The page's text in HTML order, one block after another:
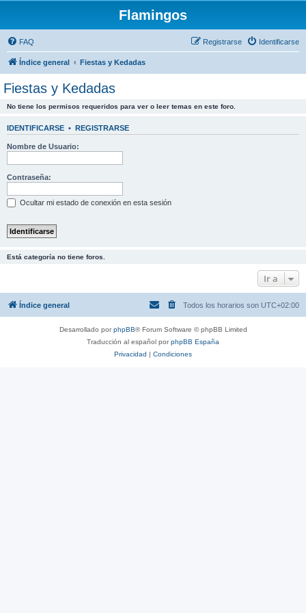
Flamingos
FAQ Identificarse
Registrarse
Índice general Fiestas y Kedadas
Fiestas y Kedadas
No tiene los permisos requeridos para ver o leer temas en este foro.
IDENTIFICARSE • REGISTRARSE
Nombre de Usuario:
Contraseña:
Ocultar mi estado de conexión en esta sesión
Está categoría no tiene foros.
Ir a
Índice general Todos los horarios son UTC+02:00
Desarrollado porphpBB® Forum Software © phpBB Limited
Traducción al español porphpBB España
Privacidad | Condiciones